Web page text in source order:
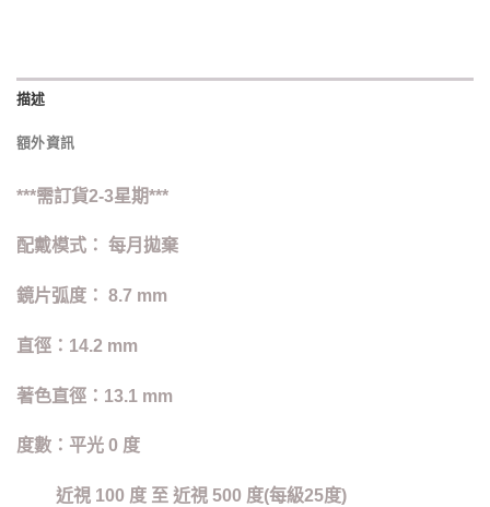
描述
額外資訊
***需訂貨2-3星期***
配戴模式： 每月拋棄
鏡片弧度： 8.7 mm
直徑： 14.2 mm
著色直徑： 13.1 mm
度數：平光 0 度
近視 100 度 至 近視 500 度(每級25度)